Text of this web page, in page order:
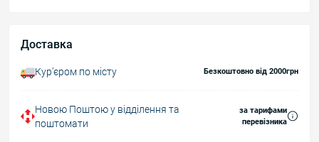
Доставка
Курʼєром по місту Безкоштовно від 2000грн
Новою Поштою у відділення та
поштомати
за тарифами
перевізника